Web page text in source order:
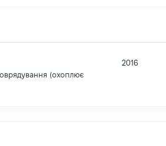
(охоплює
2016